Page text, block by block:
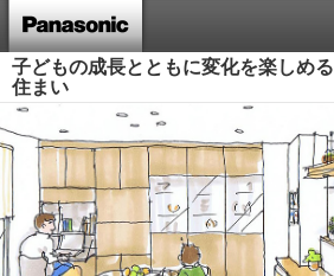
子どもの成長とともに変化を楽しめる
住まい